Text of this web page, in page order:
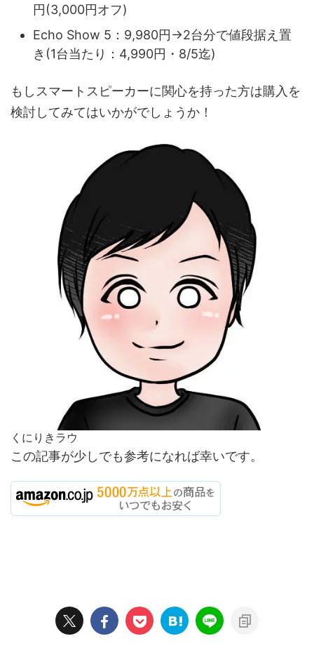
円(3,000円オフ)
Echo Show 5：9,980円→2台分で値段据え置
き(1台当たり：4,990円・8/5迄)
もしスマートスピーカーに関心を持った方は購入を
検討してみてはいかがでしょうか！
くにりきラウ
この記事が少しでも参考になれば幸いです。